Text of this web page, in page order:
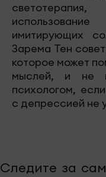
имитирующих
Зарема Тен
которое может
мыслей, и не
психологом,
с депрессией не
Следите за